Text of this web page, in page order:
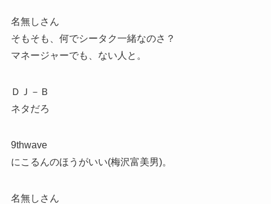
名無しさん
そもそも、何でシータク一緒なのさ？
マネージャーでも、ない人と。
ＤＪ－Ｂ
ネタだろ
9thwave
にこるんのほうがいい(梅沢富美男)。
名無しさん